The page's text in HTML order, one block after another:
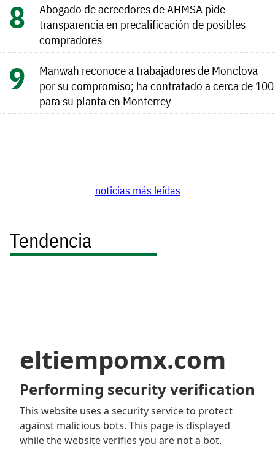
Abogado de acreedores de AHMSA pide
transparencia en precalificación de posibles
compradores
Manwah reconoce a trabajadores de Monclova
por su compromiso; ha contratado a cerca de 100
para su planta en Monterrey
noticias más leídas
Tendencia